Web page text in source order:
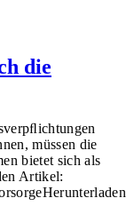
die
müssen die
bietet sich als
Artikel: